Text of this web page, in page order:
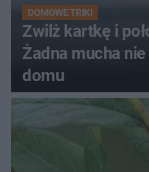
DOMOWE TRIKI
Zwilż kartkę i
Żadna mucha
domu